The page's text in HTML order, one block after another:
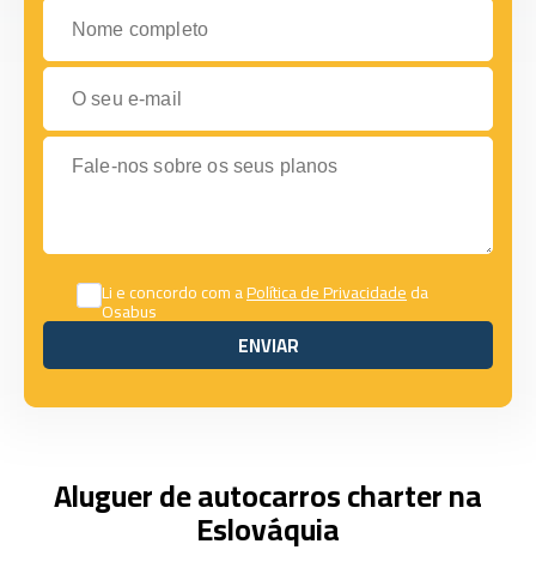
Nome completo
O seu e-mail
Fale-nos sobre os seus planos
Li e concordo com aPolítica de Privacidadeda
Osabus
ENVIAR
ENVIAR
Aluguer de autocarros charter na
Eslováquia